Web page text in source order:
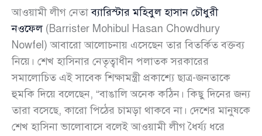
আওয়ামী লীগ নেতাব্যারিস্টার মহিবুল হাসান চৌধুরী
নওফেল(Barrister Mohibul Hasan Chowdhury
Nowfel) আবারো আলোচনায় এসেছেন তার বিতর্কিত বক্তব্য
নিয়ে। শেখ হাসিনার নেতৃত্বাধীন পলাতক সরকারের
সমালোচিত এই সাবেক শিক্ষামন্ত্রী প্রকাশ্যে ছাত্র-জনতাকে
হুমকি দিয়ে বলেছেন, “বাঙালি অনেক কঠিন। কিছু দিনের জন্য
তারা বসেছে, কারো পিঠের চামড়া থাকবে না। দেশের মানুষকে
শেখ হাসিনা ভালোবাসে বলেই আওয়ামী লীগ ধৈর্য্য ধরে